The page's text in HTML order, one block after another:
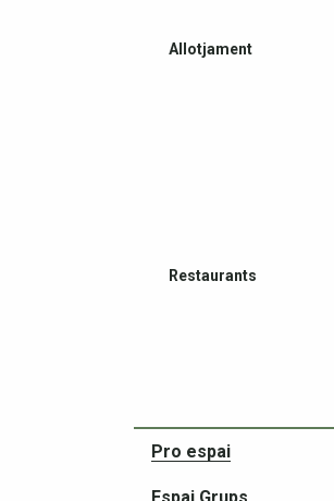
Allotjament
Restaurants
Pro espai